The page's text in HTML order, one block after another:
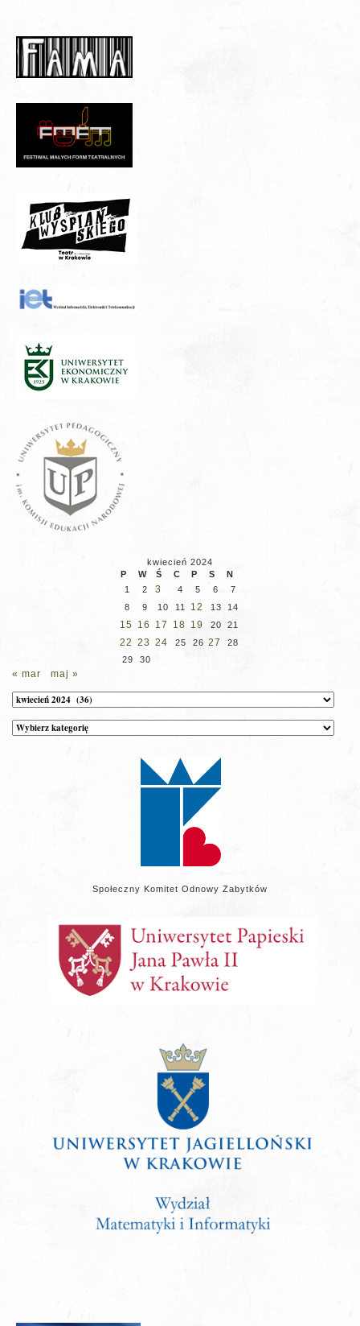
kwiecień 2024
P
W Ś C P S
N
1
2 3 4 5 6
7
8
9 10 11 12 13 14
15 16 17 18 19 20 21
22 23 24 25 26 27
28
29
30
« mar maj »
Archiwum
Kategorie
wpisów
Społeczny Komitet Odnowy Zabytków